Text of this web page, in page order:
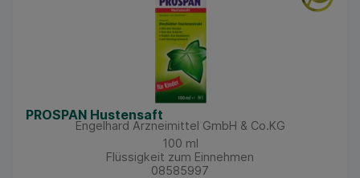
PROSPAN Hustensaft
Engelhard Arzneimittel GmbH & Co.KG
100 ml
Flüssigkeit zum Einnehmen
08585997